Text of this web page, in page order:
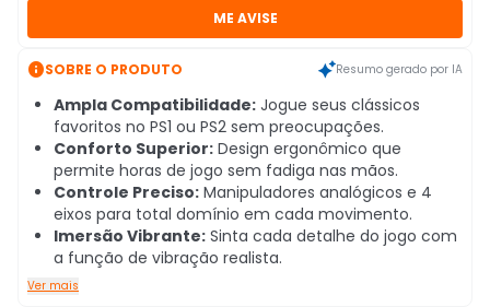
ME AVISE
SOBRE O PRODUTO Resumo gerado por IA
Ampla Compatibilidade: Jogue seus clássicos
favoritos no PS1 ou PS2 sem preocupações.
Conforto Superior: Design ergonômico que
permite horas de jogo sem fadiga nas mãos.
Controle Preciso: Manipuladores analógicos e 4
eixos para total domínio em cada movimento.
Imersão Vibrante: Sinta cada detalhe do jogo com
a função de vibração realista.
Ver mais